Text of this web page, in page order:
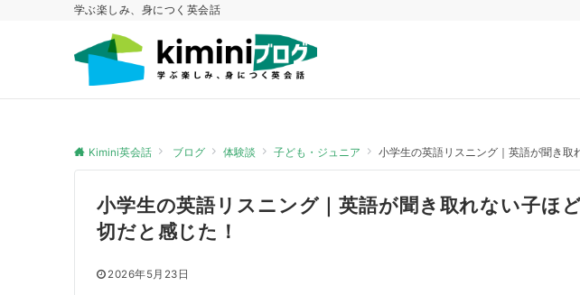
学ぶ楽しみ、身につく英会話
Kimini英会話 ブログ 体験談 子ども・ジュニア 小学生の英語リスニング｜英語が聞き取
小学生の英語リスニング｜英語が聞き取れない子ほ
切だと感じた！
2026年5月23日